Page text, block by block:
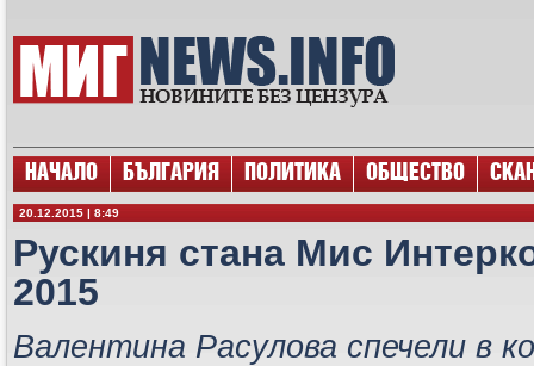
НАЧАЛО БЪЛГАРИЯ ПОЛИТИКА ОБЩЕСТВО
20.12.2015 | 8:49
Рускиня стана Мис
2015
Валентина Расулова спечели в